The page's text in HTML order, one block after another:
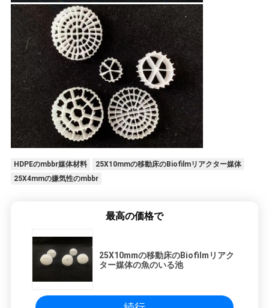
ー
ポ
リ
シ
ー
HDPEのmbbr媒体材料
25X10mmの移動床のBiofilmリアクター媒体
25X4mmの嫌気性のmbbr
最高の価格で
25X10mmの移動床のBiofilmリアク
ター媒体の魚のいる池